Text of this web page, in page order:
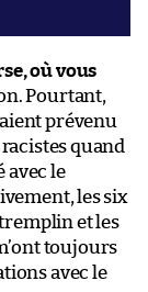
où vous
Pourtant,
prévenu
quand
avec le
les six
tremplin et les
toujours
avec le